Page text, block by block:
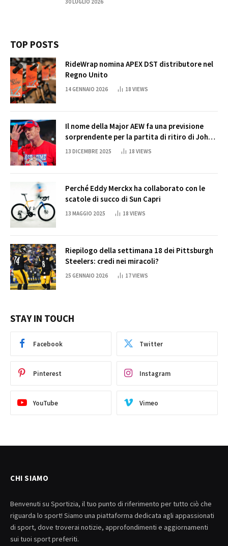
30 LUGLIO 2026
TOP POSTS
RideWrap nomina APEX DST distributore nel
Regno Unito
14 GENNAIO 2026 18 VIEWS
Il nome della Major AEW fa una previsione
sorprendente per la partita di ritiro di John
Cena
13 DICEMBRE 2025 18 VIEWS
Perché Eddy Merckx ha collaborato con le
scatole di succo di Sun Capri
13 MAGGIO 2025 18 VIEWS
Riepilogo della settimana 18 dei Pittsburgh
Steelers: credi nei miracoli?
25 GENNAIO 2026 17VIEWS
STAY IN TOUCH
Facebook Twitter
Pinterest Instagram
YouTube Vimeo
CHI SIAMO
Benvenuti su Sportizia, il tuo punto di riferimento per tutto ciò che
riguarda lo sport! Siamo una piattaforma dedicata agli appassionati
di sport, dove troverai notizie, approfondimenti e aggiornamenti
sui tuoi sport preferiti.